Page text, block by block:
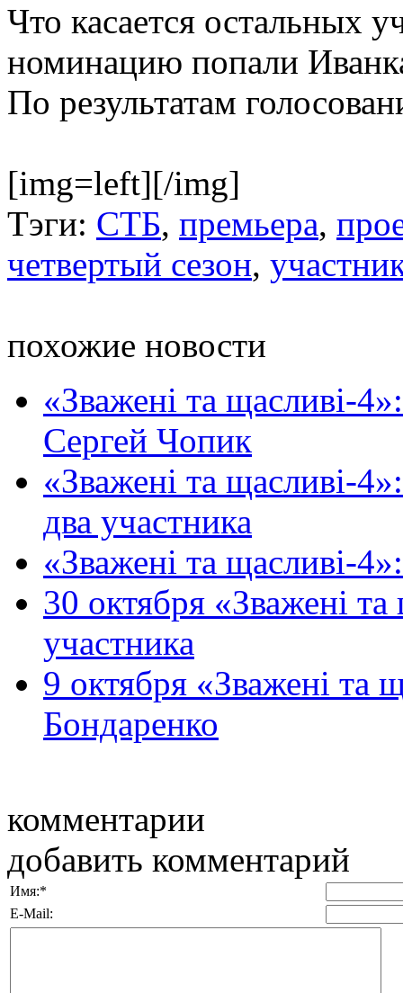
Что касается остальных
номинацию попали
По результатам
[img=left][/img]
Тэги: СТБ, премьера,
четвертый сезон,
похожие новости
«Зважені та щасливі-
Сергей Чопик
«Зважені та щасливі-
два участника
«Зважені та щасливі-
30 октября «Зважені
участника
9 октября «Зважені та
Бондаренко
комментарии
добавить комментарий
Имя:*
E-Mail: